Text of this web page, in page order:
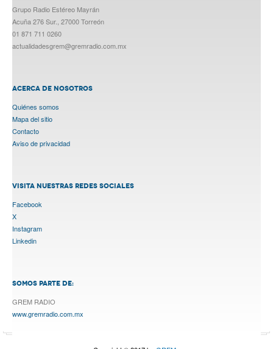
Grupo Radio Estéreo Mayrán
Acuña 276 Sur., 27000 Torreón
01 871 711 0260
actualidadesgrem@gremradio.com.mx
ACERCA DE NOSOTROS
Quiénes somos
Mapa del sitio
Contacto
Aviso de privacidad
VISITA NUESTRAS REDES SOCIALES
Facebook
X
Instagram
Linkedin
SOMOS PARTE DE:
GREM RADIO
www.gremradio.com.mx